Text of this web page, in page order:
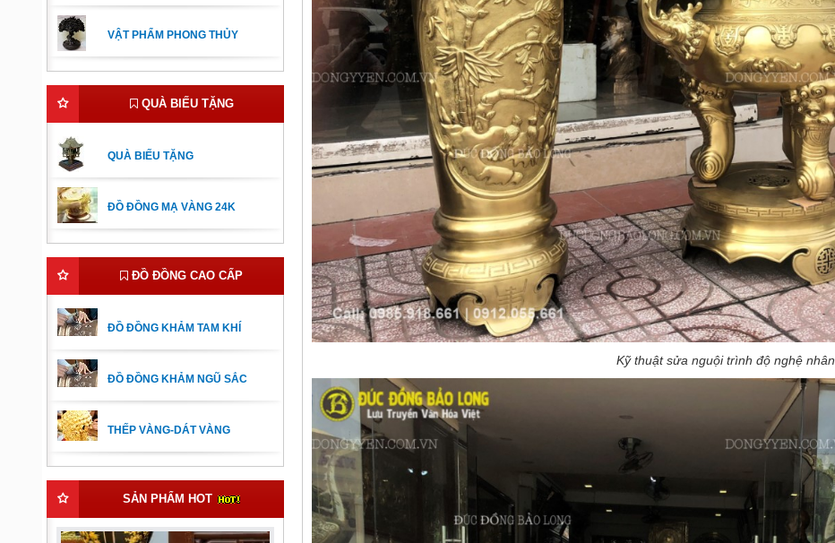
VẬT PHẨM PHONG THỦY
QUÀ BIẾU TẶNG
QUÀ BIẾU TẶNG
ĐỒ ĐỒNG MẠ VÀNG 24K
ĐỒ ĐỒNG CAO CẤP
ĐỒ ĐỒNG KHẢM TAM KHÍ
ĐỒ ĐỒNG KHẢM NGŨ SẮC
THẾP VÀNG-DÁT VÀNG
SẢN PHẨM HOT
Kỹ thuật sửa nguội trình độ nghệ nhân